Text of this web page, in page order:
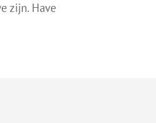
zijn. Have